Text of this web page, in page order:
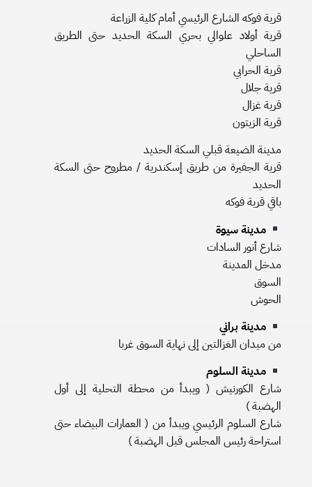
قرية فوكه الشارع الرئيسي أمام كلية الزراعة
قرية أولاد علوالي بحري السكة الحديد حتى الطريق
الساحلي
قرية الحرابي
قرية جلال
قرية غزال
قرية الزيتون
مدينة الضيعة قبلي السكة الحديد
قرية الجفيرة من طريق إسكندرية / مطروح حتى السكة
الحديد
باقي قرية فوكه
مدينة سيوة
شارع أنور السادات
مدخل المدينة
السوق
الحوش
مدينة براني
من ميدان الغزالتين إلى نهاية السوق غربا
مدينة السلوم
شارع الكورنيش ( ويبدأ من محطة التحلية إلى أول
الهضبة )
شارع السلوم الرئيسي ويبدأ من ( العمارات البيضاء حتى
استراحة رئيس المجلس قبل الهضبة )